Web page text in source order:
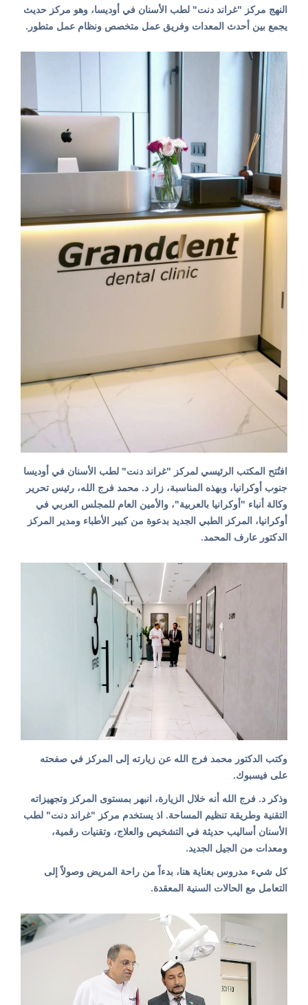
النهج مركز "غراند دنت" لطب الأسنان في أوديسا، وهو مركز حديث
يجمع بين أحدث المعدات وفريق عمل متخصص ونظام عمل متطور.
افتُتح المكتب الرئيسي لمركز "غراند دنت" لطب الأسنان في أوديسا
جنوب أوكرانيا، وبهذه المناسبة، زار د. محمد فرج الله، رئيس تحرير
وكالة أنباء "أوكرانيا بالعربية"، والأمين العام للمجلس العربي في
أوكرانيا، المركز الطبي الجديد بدعوة من كبير الأطباء ومدير المركز
الدكتور عارف المحمد.
وكتب الدكتور محمد فرج الله عن زيارته إلى المركز في صفحته
على فيسبوك.
وذكر د. فرج الله أنه خلال الزيارة، انبهر بمستوى المركز وتجهيزاته
التقنية وطريقة تنظيم المساحة. اذ يستخدم مركز "غراند دنت" لطب
الأسنان أساليب حديثة في التشخيص والعلاج، وتقنيات رقمية،
ومعدات من الجيل الجديد.
كل شيء مدروس بعناية هنا، بدءاً من راحة المريض وصولاً إلى
التعامل مع الحالات السنية المعقدة.